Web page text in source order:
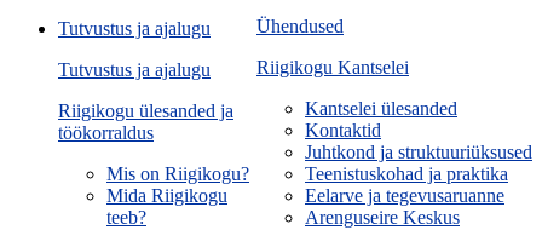
Ühendused
Riigikogu Kantselei
Kantselei ülesanded
Kontaktid
Juhtkond ja struktuuriüksused
Teenistuskohad ja praktika
Eelarve ja tegevusaruanne
Arenguseire Keskus
Tutvustus ja ajalugu
Tutvustus ja ajalugu
Riigikogu ülesanded ja
töökorraldus
Mis on Riigikogu?
Mida Riigikogu
teeb?